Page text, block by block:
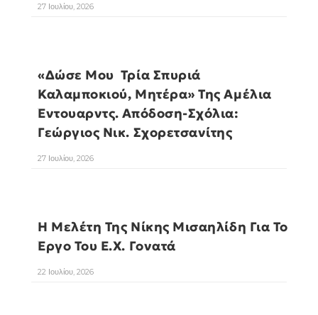
27 Ιουλίου, 2026
«Δώσε Μου Τρία Σπυριά
Καλαμποκιού, Μητέρα» Της Αμέλια
Έντουαρντς. Απόδοση-Σχόλια:
Γεώργιος Νικ. Σχορετσανίτης
27 Ιουλίου, 2026
Η Μελέτη Της Νίκης Μισαηλίδη Για Το
Έργο Του Ε.Χ. Γονατά
22 Ιουλίου, 2026